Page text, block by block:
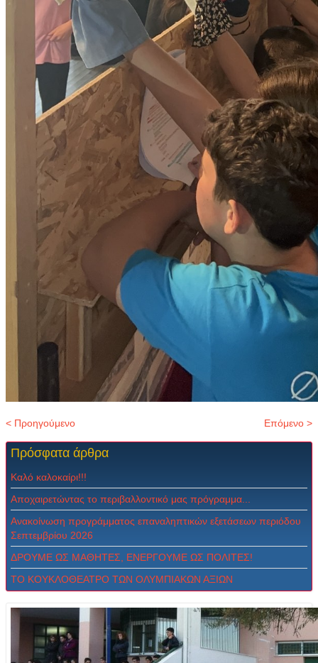
< Προηγούμενο Επόμενο >
Πρόσφατα άρθρα
Καλό καλοκαίρι!!!
Αποχαιρετώντας το περιβαλλοντικό μας πρόγραμμα...
Ανακοίνωση προγράμματος επαναληπτικών εξετάσεων περιόδου
Σεπτεμβρίου 2026
ΔPOYME ΩΣ MAΘHTEΣ, ENEPΓOYME ΩΣ ΠOΛITEΣ!
ΤΟ ΚΟΥΚΛΟΘΕΑΤΡΟ ΤΩΝ ΟΛΥΜΠΙΑΚΩΝ ΑΞΙΩΝ